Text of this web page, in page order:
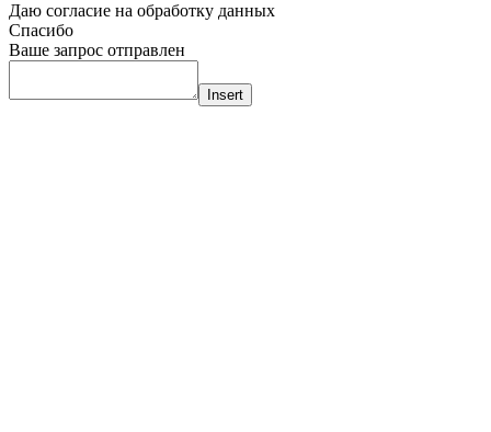
Даю согласие на обработку данных
Спасибо
Ваше запрос отправлен
Insert